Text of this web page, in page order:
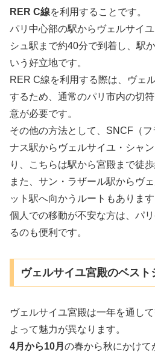
RER C線を利用することです。
パリ中心部の駅からヴェルサイ
シュ駅まで約40分で到着し、駅
いう好立地です。
RER C線を利用する際は、ヴェ
するため、通常のパリ市内の切
意が必要です。
その他の方法として、SNCF（
ナス駅からヴェルサイユ・シャ
り、こちらは駅から宮殿まで徒歩
また、サン・ラザール駅からヴ
ット駅へ向かうルートもあります
個人での移動が不安な方は、パ
るのも便利です。
ヴェルサイユ宮殿のベスト
ヴェルサイユ宮殿は一年を通し
よって魅力が異なります。
4月から10月 の春から秋にかけて